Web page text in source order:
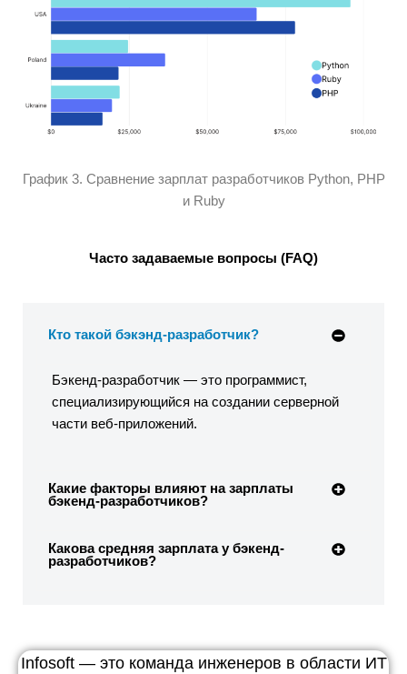
График 3. Сравнение зарплат разработчиков Python, PHP
и Ruby
Часто задаваемые вопросы (FAQ)
Кто такой бэкэнд-разработчик?
Бэкенд-разработчик — это программист,
специализирующийся на создании серверной
части веб-приложений.
Какие факторы влияют на зарплаты
бэкенд-разработчиков?
Какова средняя зарплата у бэкенд-
разработчиков?
Infosoft — это команда инженеров в области ИТ